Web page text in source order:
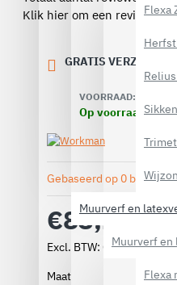
Flexa
Muurverf en
Muurverf
Flexa
Klik hier om een review
GRATIS
VOORRAAD:
Op voorraad
Gebaseerd op 0
€83,20
Excl. BTW: €68,76
Maat